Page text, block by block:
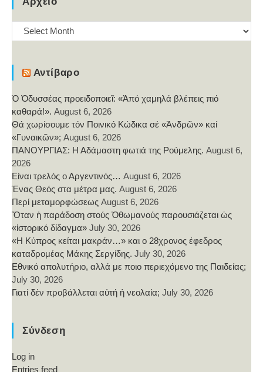
Αρχείο
Αντίβαρο
Ὁ Ὀδυσσέας προειδοποιεῖ: «Ἀπό χαμηλά βλέπεις πιό
καθαρά!». August 6, 2026
Θά χωρίσουμε τόν Ποινικό Κώδικα σέ «Ἀνδρῶν» καί
«Γυναικῶν»; August 6, 2026
ΠΑΝΟΥΡΓΙΑΣ: Η Αδάμαστη φωτιά της Ρούμελης. August 6,
2026
Είναι τρελός ο Αργεντινός… August 6, 2026
Ένας Θεός στα μέτρα μας. August 6, 2026
Περί μεταμορφώσεως August 6, 2026
Ὅταν ἡ παράδοση στούς Ὀθωμανούς παρουσιάζεται ὡς
«ἱστορικό δίδαγμα» July 30, 2026
«Η Κύπρος κείται μακράν…» και ο 28χρονος έφεδρος
καταδρομέας Μάκης Σεργίδης. July 30, 2026
Εθνικό απολυτήριο, αλλά με ποιο περιεχόμενο της Παιδείας;
July 30, 2026
Γιατί δέν προβάλλεται αὐτή ἡ νεολαία; July 30, 2026
Σύνδεση
Log in
Entries feed